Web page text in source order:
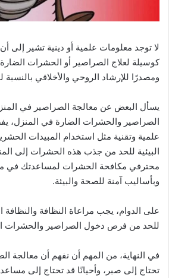
لا توجد معلومات علمية أو دينية تشير إلى
كوسيلة لعلاج الصراصير أو الحشرات الضارة.
ومصدرًا للإرشاد الروحي والأخلاقي بالنسبة
يسأل البعض عن معالجة الصراصير في
الصراصير والحشرات الضارة في المنزل،
علمية وتقنية مثل استخدام المبيدات
البيئية للحد من جذب هذه الحشرات إلى
محترفي مكافحة الحشرات لمساعدتك في
وبأساليب آمنة للصحة والبيئة.
على الدوام، يجب مراعاة النظافة
للحد من فرص دخول الصراصير والحشرات
في النهاية، من المهم أن نفهم أن معالجة
تحتاج إلى صبر، وأحيانًا قد تحتاج إلى